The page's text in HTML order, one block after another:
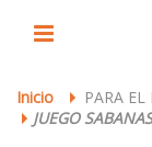
Inicio > PARA EL
> JUEGO